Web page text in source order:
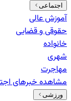
اجتماعی
آموزش عالی
حقوقی و قضایی
خانواده
شهری
مهاجرت
مشاهده خبرهای
ورزشی